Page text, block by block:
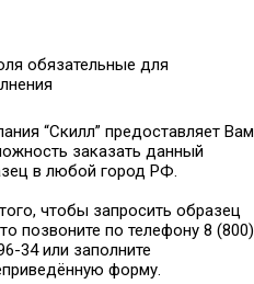
обязательные для
“Скилл” предоставляет Вам
заказать данный
в любой город РФ.
чтобы запросить образец
позвоните по телефону 8 (800)
34 или заполните
форму.